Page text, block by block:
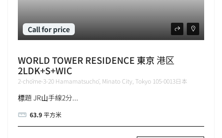
Call for price
WORLD TOWER RESIDENCE 東京 港区
2LDK+S+WIC
2-chōme-3-20 Hamamatsuchō, Minato City, Tokyo 105-0013日本
標題 JR山手線2分...
63.9平方米